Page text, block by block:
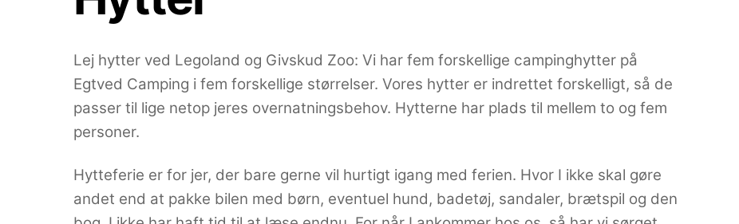
Lej hytter ved Legoland og Givskud Zoo: Vi har fem forskellige campinghytter på
Egtved Camping i fem forskellige størrelser. Vores hytter er indrettet forskelligt, så de
passer til lige netop jeres overnatningsbehov. Hytterne har plads til mellem to og fem
personer.
Hytteferie er for jer, der bare gerne vil hurtigt igang med ferien. Hvor I ikke skal gøre
andet end at pakke bilen med børn, eventuel hund, badetøj, sandaler, brætspil og den